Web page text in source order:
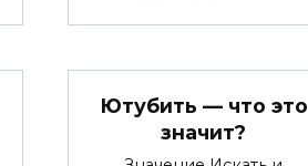
Ютубить — что это
значит?